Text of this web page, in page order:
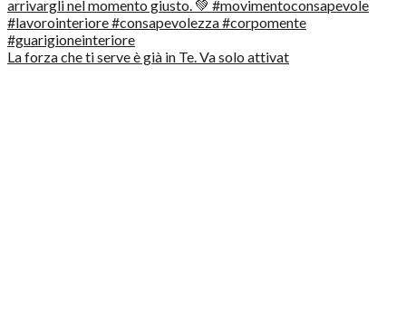
La forza che ti serve è già in Te. Va solo attivat